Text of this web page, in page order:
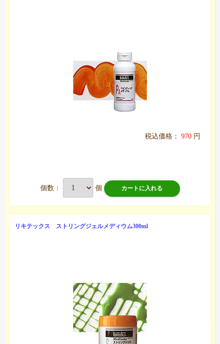
税込価格： 970 円
個数： 個 カートに入れる
リキテックス ストリングジェルメディウム300ml